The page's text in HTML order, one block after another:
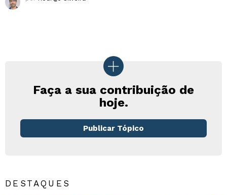
Faça a sua contribuição de
hoje.
Publicar Tópico
DESTAQUES